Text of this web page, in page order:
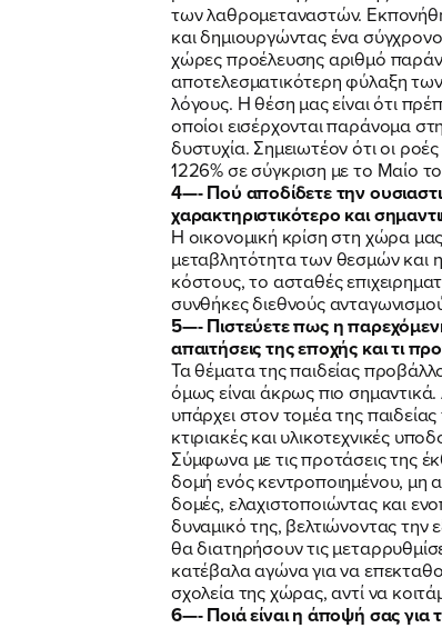
των λαθρομεταναστών.
και δημιουργώντας ένα
χώρες προέλευσης αριθμό
αποτελεσματικότερη φύλαξη
λόγους. Η θέση μας είναι ότι
οποίοι εισέρχονται παράνομα
δυστυχία. Σημειωτέον ότι οι
1226% σε σύγκριση με το Μαίο
4—- Πού αποδίδετε την
χαρακτηριστικότερο και
Η οικονομική κρίση στη χώρα
μεταβλητότητα των θεσμών και
κόστους, το ασταθές
συνθήκες διεθνούς
5—- Πιστεύετε πως η
απαιτήσεις της εποχής και τι
Τα θέματα της παιδείας
όμως είναι άκρως πιο
υπάρχει στον τομέα της
κτιριακές και υλικοτεχνικές
Σύμφωνα με τις προτάσεις της
δομή ενός κεντροποιημένου, μη
δομές, ελαχιστοποιώντας και
δυναμικό της, βελτιώνοντας την
θα διατηρήσουν τις
κατέβαλα αγώνα για να
σχολεία της χώρας, αντί να
6—- Ποιά είναι η άποψή σας για